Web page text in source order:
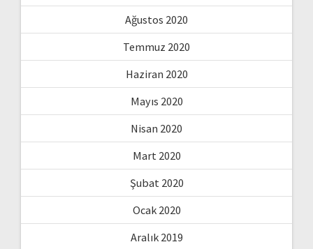
Ağustos 2020
Temmuz 2020
Haziran 2020
Mayıs 2020
Nisan 2020
Mart 2020
Şubat 2020
Ocak 2020
Aralık 2019